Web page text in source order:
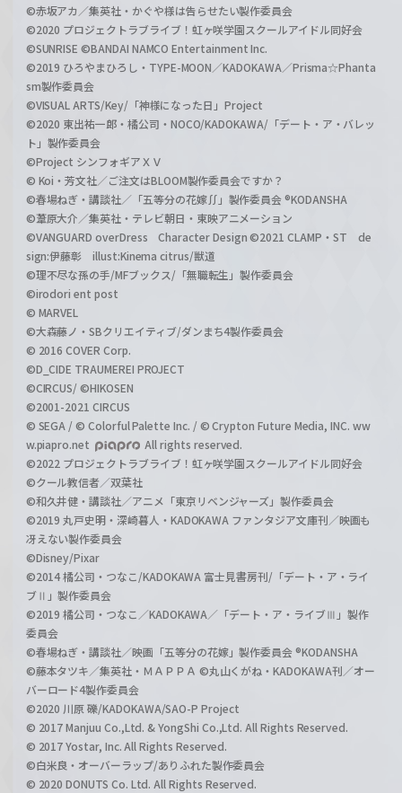
©赤坂アカ／集英社・かぐや様は告らせたい製作委員会
©2020 プロジェクトラブライブ！虹ヶ咲学園スクールアイドル同好会
©SUNRISE ©BANDAI NAMCO Entertainment Inc.
©2019 ひろやまひろし・TYPE-MOON／KADOKAWA／Prisma☆Phanta
sm製作委員会
©VISUAL ARTS/Key/「神様になった日」Project
©2020 東出祐一郎・橘公司・NOCO/KADOKAWA/「デート・ア・バレッ
ト」製作委員会
©Project シンフォギアＸＶ
© Koi・芳文社／ご注文はBLOOM製作委員会ですか？
©春場ねぎ・講談社／「五等分の花嫁∬」製作委員会 ®KODANSHA
©葦原大介／集英社・テレビ朝日・東映アニメーション
©VANGUARD overDress Character Design ©2021 CLAMP・ST de
sign:伊藤彰 illust:Kinema citrus/獣道
©理不尽な孫の手/MFブックス/「無職転生」製作委員会
©irodori ent post
© MARVEL
©大森藤ノ・SBクリエイティブ/ダンまち4製作委員会
© 2016 COVER Corp.
©D_CIDE TRAUMEREI PROJECT
©CIRCUS/ ©HIKOSEN
©2001-2021 CIRCUS
© SEGA / © Colorful Palette Inc. / © Crypton Future Media, INC. ww
w.piapro.net
All rights reserved.
©2022 プロジェクトラブライブ！虹ヶ咲学園スクールアイドル同好会
©クール教信者／双葉社
©和久井健・講談社／アニメ「東京リベンジャーズ」製作委員会
©2019 丸戸史明・深崎暮人・KADOKAWA ファンタジア文庫刊／映画も
冴えない製作委員会
©Disney/Pixar
©2014 橘公司・つなこ/KADOKAWA 富士見書房刊/「デート・ア・ライ
ブⅡ」製作委員会
©2019 橘公司・つなこ／KADOKAWA／「デート・ア・ライブⅢ」製作
委員会
©春場ねぎ・講談社／映画「五等分の花嫁」製作委員会 ®KODANSHA
©藤本タツキ／集英社・ＭＡＰＰＡ ©丸山くがね・KADOKAWA刊／オー
バーロード4製作委員会
©2020 川原 礫/KADOKAWA/SAO-P Project
© 2017 Manjuu Co.,Ltd. & YongShi Co.,Ltd. All Rights Reserved.
© 2017 Yostar, Inc. All Rights Reserved.
©白米良・オーバーラップ/ありふれた製作委員会
© 2020 DONUTS Co. Ltd. All Rights Reserved.